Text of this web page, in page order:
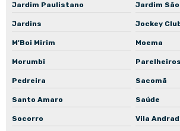
Manutenção de bombas d'água
Manutenção de bombas hidráulicas em São Paulo
Manutenção de bombas industriais
Manutenção de conjuntos motobomba
Manutenção de motoredutores em São Paulo
Jardim Paulistano Jardim
Jardins Jockey
M'Boi Mirim Moema
Morumbi Parelheiros
Pedreira Sacomã
Santo Amaro Saúde
Socorro Vila